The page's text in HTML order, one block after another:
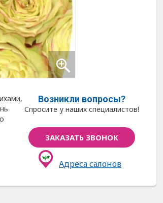
Возникли вопросы?
Спросите у наших специалистов!
ЗАКАЗАТЬ ЗВОНОК
Адреса салонов